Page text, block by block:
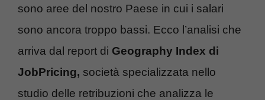
sono aree del nostro Paese in cui i salari
sono ancora troppo bassi. Ecco l’analisi che
arriva dal report di Geography Index di
JobPricing, società specializzata nello
studio delle retribuzioni che analizza le